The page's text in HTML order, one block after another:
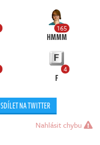
165
HMMM
4
F
SDÍLET NA TWITTER
Nahlásit chybu